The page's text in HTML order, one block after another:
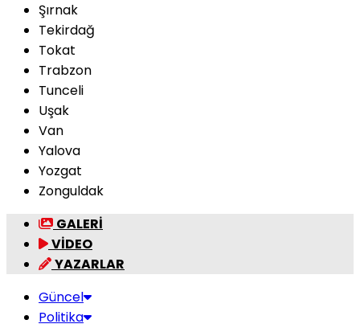
Şırnak
Tekirdağ
Tokat
Trabzon
Tunceli
Uşak
Van
Yalova
Yozgat
Zonguldak
GALERİ
VİDEO
YAZARLAR
Güncel
Politika